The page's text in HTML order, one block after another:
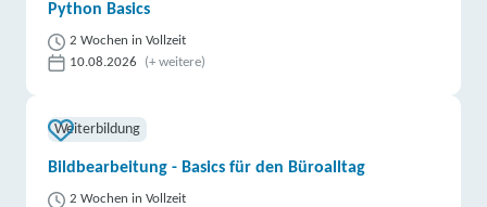
Python Basics
2 Wochen in Vollzeit
10.08.2026
(+ weitere)
Weiterbildung
Bildbearbeitung - Basics für den Büroalltag
2 Wochen in Vollzeit